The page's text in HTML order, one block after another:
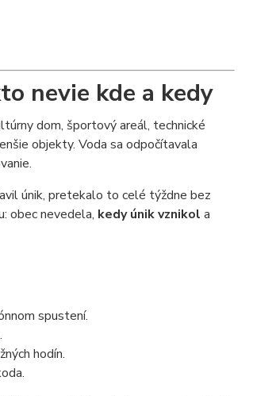
nevie kde a kedy
dom, športový areál, technické
objekty. Voda sa odpočítavala
únik, pretekalo to celé týždne bez
obec nevedela, kedy únik vznikol a
spustení.
hodín.